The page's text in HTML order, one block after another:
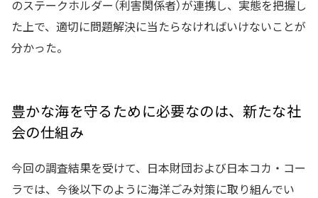
のステークホルダー（利害関係者）が連携し、実態を把握し
た上で、適切に問題解決に当たらなければいけないことが
分かった。
豊かな海を守るために必要なのは、新たな社
会の仕組み
今回の調査結果を受けて、日本財団および日本コカ・コー
ラでは、今後以下のように海洋ごみ対策に取り組んでい